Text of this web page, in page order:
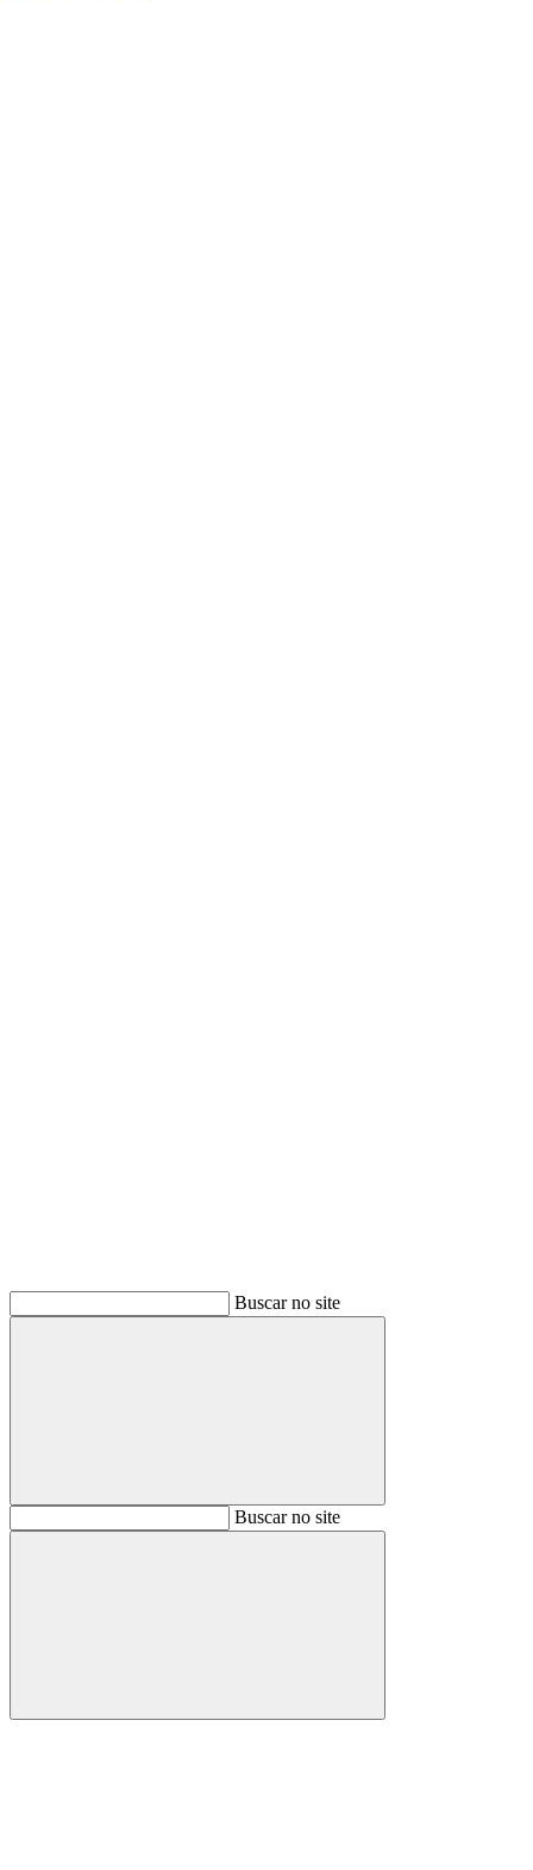
Buscar no site
BuscarBuscar no site
Buscar